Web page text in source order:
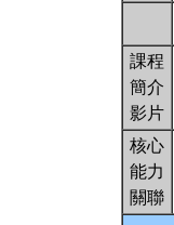
課程
簡介
影片
核心
能力
關聯